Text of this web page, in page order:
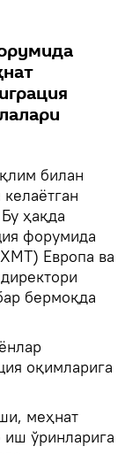
билан
ҳақда
форумида
Европа ва
бермоқда
оқимларига
меҳнат
иш ўринларига